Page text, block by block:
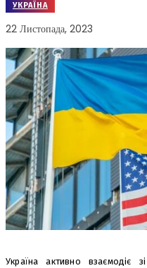
УКРАЇНА
22 Листопада, 2023
Україна активно взаємодіє